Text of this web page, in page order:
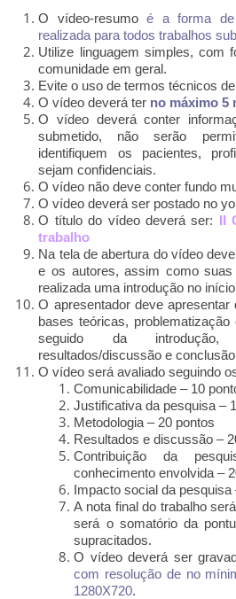
O vídeo-resumoé a forma de
realizada para todos trabalhos
Utilize linguagem simples, com
comunidade em geral.
Evite o uso de termos técnicos
O vídeo deverá ter no máximo 5
O vídeo deverá conter
submetido, não serão
identifiquem os pacientes,
sejam confidenciais.
O vídeo não deve conter fundo
O vídeo deverá ser postado no
O título do vídeo deverá ser: II
trabalho
Na tela de abertura do vídeo
e os autores, assim como
realizada uma introdução no
O apresentador deve
bases teóricas,
seguido da introdução,
resultados/discussão e
O vídeo será avaliado seguindo
Comunicabilidade – 10
Justificativa da pesquisa –
Metodologia – 20 pontos
Resultados e discussão –
Contribuição da
conhecimento envolvida –
Impacto social da pesquisa
A nota final do trabalho
será o somatório da
supracitados.
O vídeo deverá ser
com resolução de no
1280X720.